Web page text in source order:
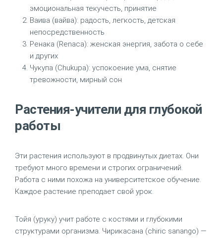
эмоциональная текучесть, принятие
Ваива (вайва): радость, легкость, детская
непосредственность
Ренака (Renaca): женская энергия, забота о себе
и других
Чукупа (Chukupa): успокоение ума, снятие
тревожности, мирный сон
Растения-учители для глубокой
работы
Эти растения используют в продвинутых диетах. Они
требуют много времени и строгих ограничений.
Работа с ними похожа на университетское обучение.
Каждое растение преподает свой урок.
Тойя (уруку) учит работе с костями и глубокими
структурами организма. Чирикасана (chiric sanango) —